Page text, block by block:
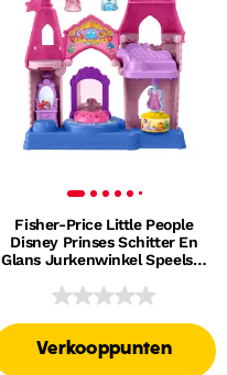
Fisher-Price Little People
Disney Prinses Schitter En
Glans Jurkenwinkel Speelset
Verkooppunten